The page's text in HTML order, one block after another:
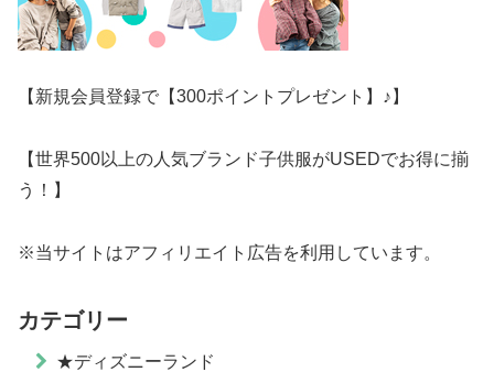
【新規会員登録で【300ポイントプレゼント】♪】
【世界500以上の人気ブランド子供服がUSEDでお得に揃
う！】
※当サイトはアフィリエイト広告を利用しています。
カテゴリー
★ディズニーランド